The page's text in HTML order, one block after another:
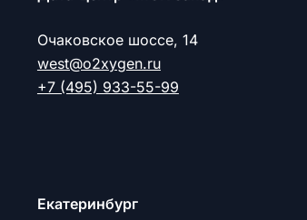
Очаковское шоссе, 14
west@o2xygen.ru
+7 (495) 933-55-99
Екатеринбург